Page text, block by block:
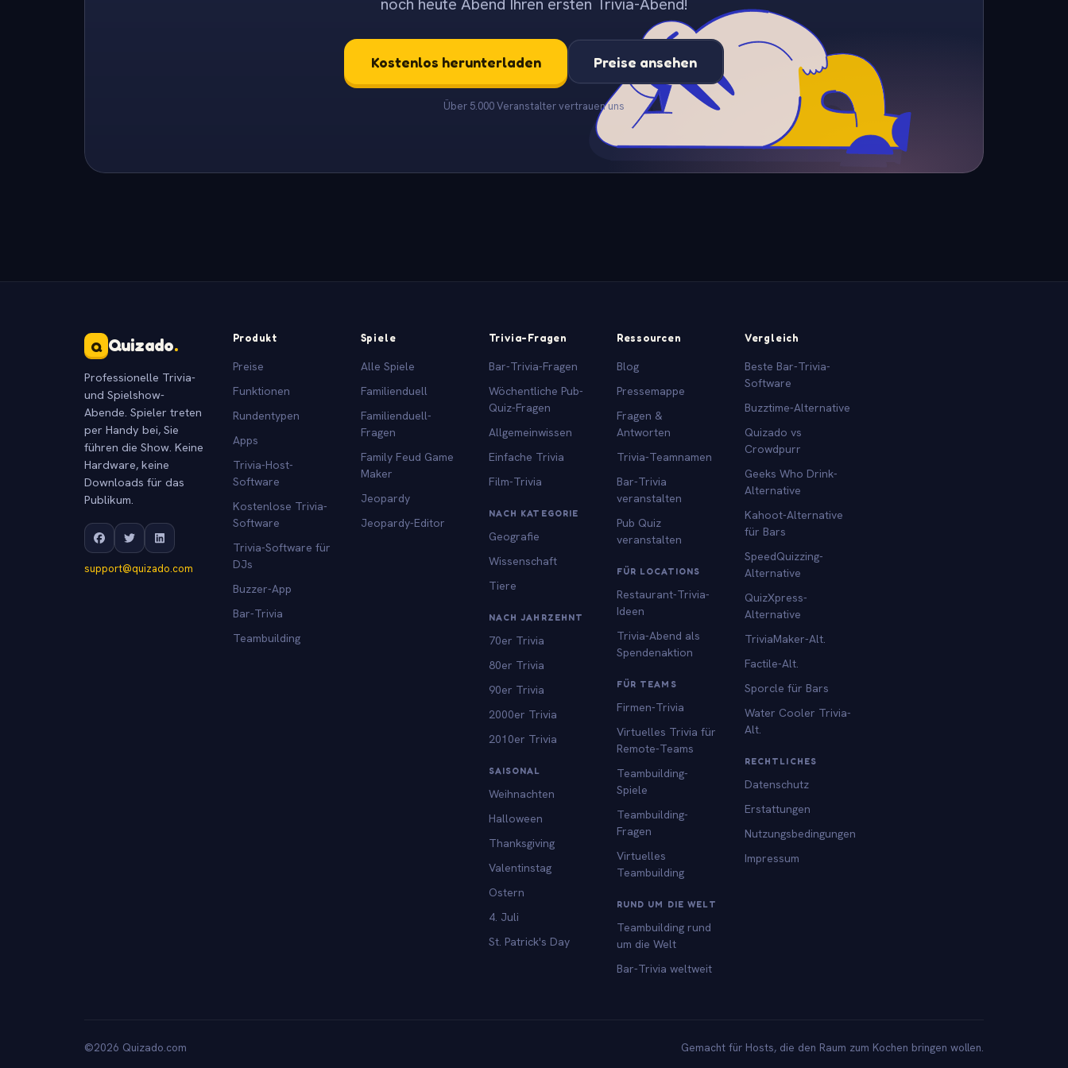
noch heute Abend Ihren ersten Trivia-Abend!
Kostenlos herunterladen Preise ansehen
Über 5.000 Veranstalter vertrauen uns
Q Quizado.
Professionelle Trivia-
und Spielshow-
Abende. Spieler treten
per Handy bei, Sie
führen die Show. Keine
Hardware, keine
Downloads für das
Publikum.
support@quizado.com
Produkt
Preise
Funktionen
Rundentypen
Apps
Trivia-Host-
Software
Kostenlose Trivia-
Software
Trivia-Software für
DJs
Buzzer-App
Bar-Trivia
Teambuilding
Spiele
Alle Spiele
Familienduell
Familienduell-
Fragen
Family Feud Game
Maker
Jeopardy
Jeopardy-Editor
Trivia-Fragen
Bar-Trivia-Fragen
Wöchentliche Pub-
Quiz-Fragen
Allgemeinwissen
Einfache Trivia
Film-Trivia
NACH KATEGORIE
Geografie
Wissenschaft
Tiere
NACH JAHRZEHNT
70er Trivia
80er Trivia
90er Trivia
2000er Trivia
2010er Trivia
SAISONAL
Weihnachten
Halloween
Thanksgiving
Valentinstag
Ostern
4. Juli
St. Patrick's Day
Ressourcen
Blog
Pressemappe
Fragen &
Antworten
Trivia-Teamnamen
Bar-Trivia
veranstalten
Pub Quiz
veranstalten
FÜR LOCATIONS
Restaurant-Trivia-
Ideen
Trivia-Abend als
Spendenaktion
FÜR TEAMS
Firmen-Trivia
Virtuelles Trivia für
Remote-Teams
Teambuilding-
Spiele
Teambuilding-
Fragen
Virtuelles
Teambuilding
RUND UM DIE WELT
Teambuilding rund
um die Welt
Bar-Trivia weltweit
Vergleich
Beste Bar-Trivia-
Software
Buzztime-Alternative
Quizado vs
Crowdpurr
Geeks Who Drink-
Alternative
Kahoot-Alternative
für Bars
SpeedQuizzing-
Alternative
QuizXpress-
Alternative
TriviaMaker-Alt.
Factile-Alt.
Sporcle für Bars
Water Cooler Trivia-
Alt.
RECHTLICHES
Datenschutz
Erstattungen
Nutzungsbedingungen
Impressum
©2026 Quizado.com Gemacht für Hosts, die den Raum zum Kochen bringen wollen.